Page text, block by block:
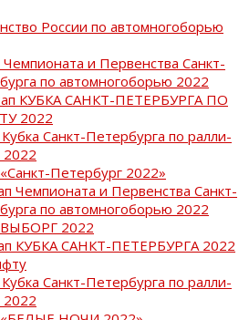
России по автомногоборью
и Первенства Санкт-
по автомногоборью 2022
КУБКА САНКТ-ПЕТЕРБУРГА ПО
2022
Санкт-Петербурга по ралли-
2022
Петербург 2022»
Чемпионата и Первенства Санкт-
по автомногоборью 2022
ВЫБОРГ 2022
КУБКА САНКТ-ПЕТЕРБУРГА 2022
Санкт-Петербурга по ралли-
2022